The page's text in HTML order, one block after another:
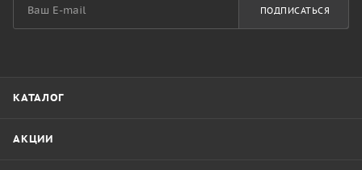
ПОДПИСАТЬСЯ
КАТАЛОГ
АКЦИИ